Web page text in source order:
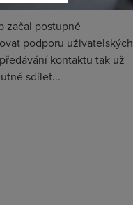
začal postupně
podporu uživatelských
kontaktu tak už
sdílet...